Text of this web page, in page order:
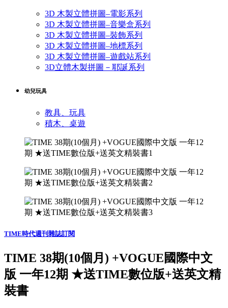
3D 木製立體拼圖–電影系列
3D 木製立體拼圖–音樂盒系列
3D 木製立體拼圖–裝飾系列
3D 木製立體拼圖–地標系列
3D 木製立體拼圖–遊戲站系列
3D立體木製拼圖－耶誕系列
幼兒玩具
教具、玩具
積木、桌遊
TIME時代週刊雜誌訂閱
TIME 38期(10個月) +VOGUE國際中文
版 一年12期 ★送TIME數位版+送英文精
裝書